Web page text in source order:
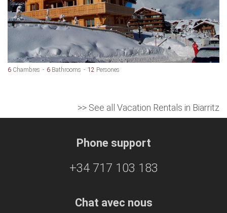
6 Chambres 6 Bathrooms 12 Persones
>> See all Vacation Rentals in Biarritz
Phone support
+34 717 103 183
Chat avec nous